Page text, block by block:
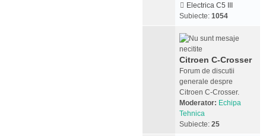
Electrica C5 III
Subiecte: 1054
Citroen C-Crosser
Forum de discutii
generale despre
Citroen C-Crosser.
Moderator: Echipa
Tehnica
Subiecte: 25